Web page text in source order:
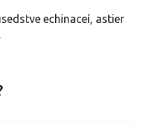
echinaceí, astier